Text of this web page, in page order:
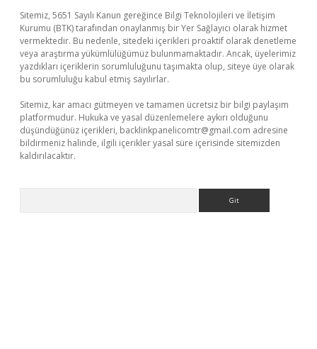
Sitemiz, 5651 Sayılı Kanun gereğince Bilgi Teknolojileri ve İletişim
Kurumu (BTK) tarafından onaylanmış bir Yer Sağlayıcı olarak hizmet
vermektedir. Bu nedenle, sitedeki içerikleri proaktif olarak denetleme
veya araştırma yükümlülüğümüz bulunmamaktadır. Ancak, üyelerimiz
yazdıkları içeriklerin sorumluluğunu taşımakta olup, siteye üye olarak
bu sorumluluğu kabul etmiş sayılırlar.
Sitemiz, kar amacı gütmeyen ve tamamen ücretsiz bir bilgi paylaşım
platformudur. Hukuka ve yasal düzenlemelere aykırı olduğunu
düşündüğünüz içerikleri, backlinkpanelicomtr@gmail.com adresine
bildirmeniz halinde, ilgili içerikler yasal süre içerisinde sitemizden
kaldırılacaktır.